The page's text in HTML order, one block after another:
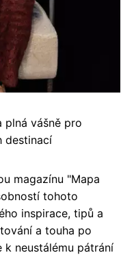
plná vášně pro
destinací
magazínu "Mapa
tohoto
inspirace, tipů a
a touha po
neustálému pátrání